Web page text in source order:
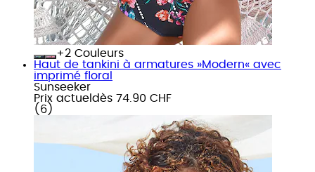
+
Couleurs
Haut de tankini à armatures »Modern« avec
imprimé floral
Sunseeker
Prix actuel dès 74.90 CHF
( 6 )